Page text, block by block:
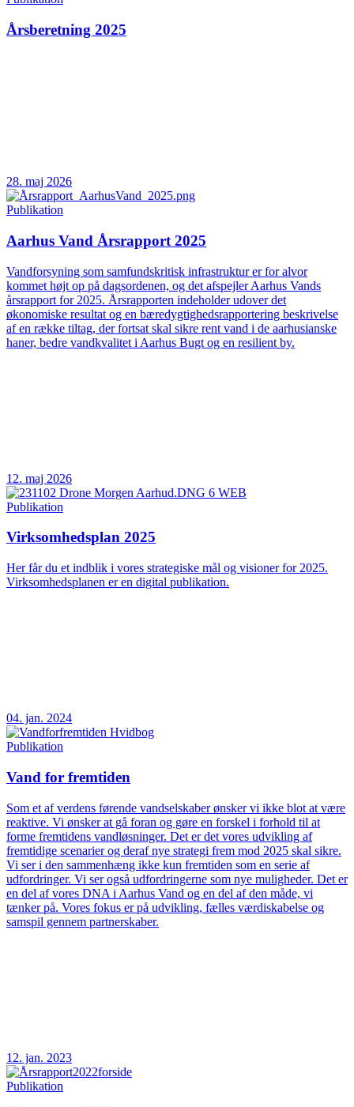
Årsberetning 2025
28. maj 2026
Publikation
Aarhus Vand Årsrapport 2025
Vandforsyning som samfundskritisk infrastruktur er for alvor
kommet højt op på dagsordenen, og det afspejler Aarhus Vands
årsrapport for 2025. Årsrapporten indeholder udover det
økonomiske resultat og en bæredygtighedsrapportering beskrivelse
af en række tiltag, der fortsat skal sikre rent vand i de aarhusianske
haner, bedre vandkvalitet i Aarhus Bugt og en resilient by.
12. maj 2026
Publikation
Virksomhedsplan 2025
Her får du et indblik i vores strategiske mål og visioner for 2025.
Virksomhedsplanen er en digital publikation.
04. jan. 2024
Publikation
Vand for fremtiden
Som et af verdens førende vandselskaber ønsker vi ikke blot at være
reaktive. Vi ønsker at gå foran og gøre en forskel i forhold til at
forme fremtidens vandløsninger. Det er det vores udvikling af
fremtidige scenarier og deraf nye strategi frem mod 2025 skal sikre.
Vi ser i den sammenhæng ikke kun fremtiden som en serie af
udfordringer. Vi ser også udfordringerne som nye muligheder. Det er
en del af vores DNA i Aarhus Vand og en del af den måde, vi
tænker på. Vores fokus er på udvikling, fælles værdiskabelse og
samspil gennem partnerskaber.
12. jan. 2023
Publikation